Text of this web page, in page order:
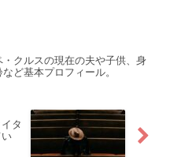
・クルスの現在の夫や子供、身
ど基本プロフィール。
タ